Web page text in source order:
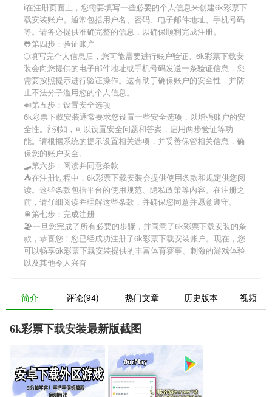
ℹ在注册页面上，您需要填写一些必要的个人信息来创建6k彩票下
载安装账户。通常包括用户名、密码、电子邮件地址、手机号码
等。请务必提供准确完整的信息，以确保顺利完成注册。
🐸第四步：验证账户
🌕填写完个人信息后，您可能需要进行账户验证。 6k彩票下载安
装会向您提供的电子邮件地址或手机号码发送一条验证信息，您
需要按照提示进行验证操作。这有助于确保账户的安全性，并防
止不法分子滥用您的个人信息。
🍛第五步：设置安全选项
6k彩票下载安装通常要求您设置一些安全选项，以增强账户的安
全性。🍾例如，可以设置安全问题和答案，启用两步验证等功
能。请根据系统的提示设置相关选项，并妥善保管相关信息，确
保您的账户安全。
🛹第六步：阅读并同意条款
⛺️在注册过程中， 6k彩票下载安装会提供使用条款和规定供您阅
读。这些条款包括平台的使用规范、隐私政策等内容。在注册之
前，请仔细阅读并理解这些条款，并确保您同意并愿意遵守。
🚆第七步：完成注册
🏖一旦您完成了所有必要的步骤，并同意了6k彩票下载安装的条
款，恭喜您！您已经成功注册了6k彩票下载安装账户。现在，您
可以畅享6k彩票下载安装提供的丰富体育赛事、刺激的游戏体验
以及其他令人兴奋
简介 评论(94) 热门文章 历史版本 视频
6k彩票下载安装最新版截图